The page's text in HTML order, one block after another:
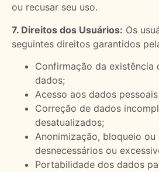
ou recusar seu uso.
7. Direitos dos Usuários: Os
seguintes direitos garantidos
Confirmação da existência
dados;
Acesso aos dados
Correção de dados
desatualizados;
Anonimização, bloqueio
desnecessários ou
Portabilidade dos dados